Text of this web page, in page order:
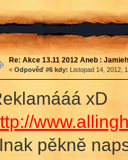
Re: Akce 13.11 2012 Aneb :
« Odpověď #6 kdy: Listopad 14, 2012,
xD
pěkně